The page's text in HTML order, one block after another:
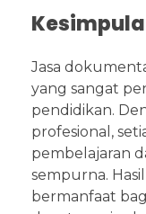
Jasa
yang sangat
pendidikan.
profesional,
pembelajaran
sempurna.
bermanfaat